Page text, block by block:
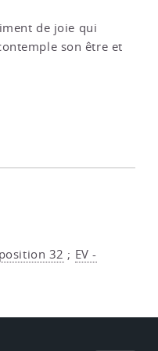
de joie qui
son être et
32 ; EV -